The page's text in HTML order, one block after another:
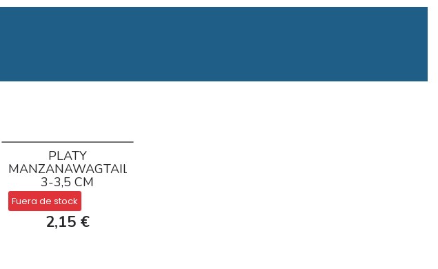
PLATY
MANZANAWAGTAIL
3-3,5 CM
Fuera de stock
2,15 €